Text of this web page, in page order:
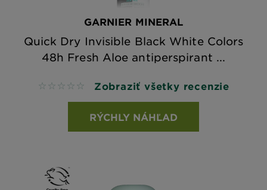
GARNIER MINERAL
Quick Dry Invisible Black White Colors
48h Fresh Aloe antiperspirant ...
No reviews Zobraziť všetky recenzie
RÝCHLY NÁHĽAD